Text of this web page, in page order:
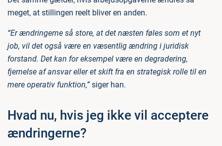
meget, at stillingen reelt bliver en anden.
“Er ændringerne så store, at det næsten føles som et nyt
job, vil det også være en væsentlig ændring i juridisk
forstand. Det kan for eksempel være en degradering,
fjernelse af ansvar eller et skift fra en strategisk rolle til en
mere operativ funktion,”siger han.
Hvad nu, hvis jeg ikke vil acceptere
ændringerne?